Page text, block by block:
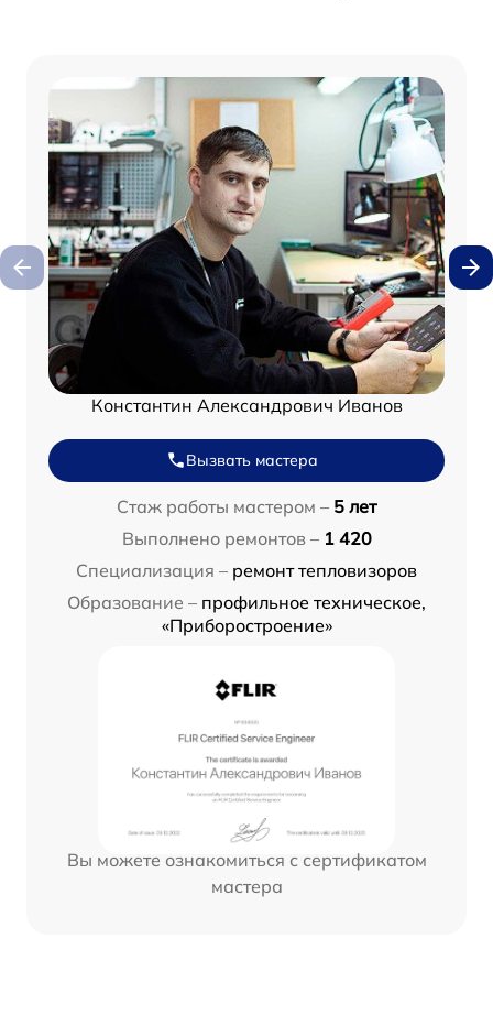
Константин Александрович Иванов
Вызвать мастера
Стаж работы мастером – 5 лет
Выполнено ремонтов – 1 420
Специализация – ремонт тепловизоров
Образование – профильное техническое,
«Приборостроение»
Вы можете ознакомиться с сертификатом
мастера